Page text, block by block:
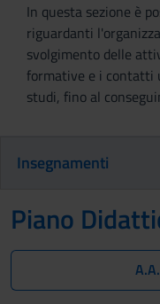
In questa sezione è
riguardanti
svolgimento delle
formative e i contatti
studi, fino al
Insegnamenti
Piano